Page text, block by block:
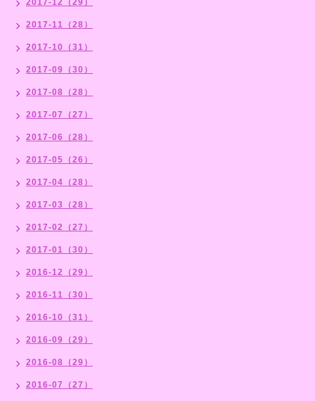
2017-11（28）
2017-10（31）
2017-09（30）
2017-08（28）
2017-07（27）
2017-06（28）
2017-05（26）
2017-04（28）
2017-03（28）
2017-02（27）
2017-01（30）
2016-12（29）
2016-11（30）
2016-10（31）
2016-09（29）
2016-08（29）
2016-07（27）